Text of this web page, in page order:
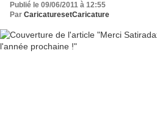
Publié le 09/06/2011 à 12:55
Par CaricaturesetCaricature